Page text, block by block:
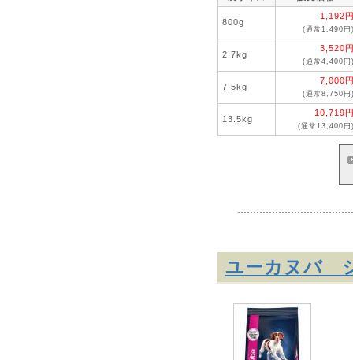
800g
1,192
(通常1,490円
2.7kg
3,520
(通常4,400円
7.5kg
7,000
(通常8,750円
13.5kg
10,719
(通常13,400円
ユーカヌバ